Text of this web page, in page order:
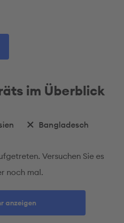
im Überblick
Bangladesch
Versuchen Sie es
noch mal.
anzeigen